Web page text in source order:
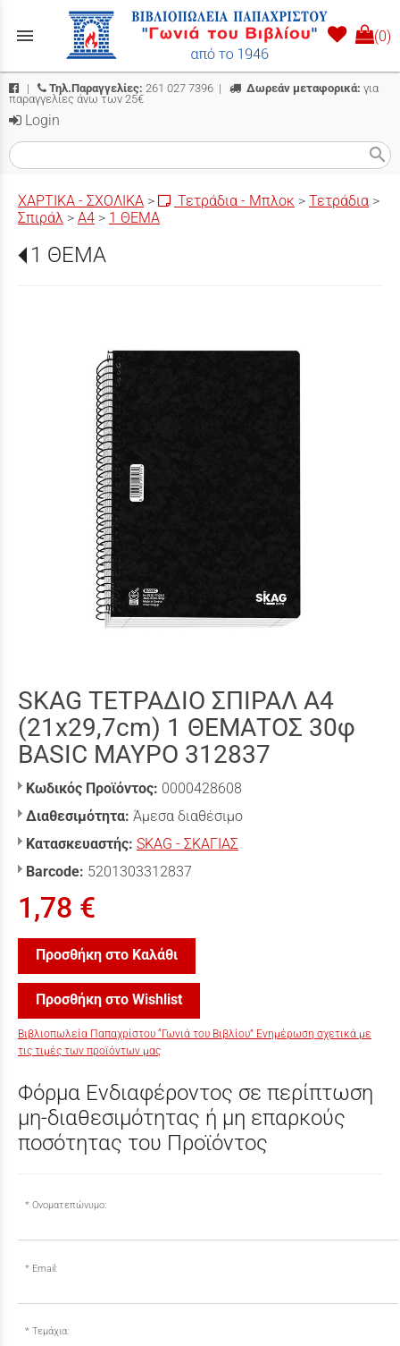
menu (0)
| Τηλ.Παραγγελίες: 261 027 7396 | Δωρεάν μεταφορικά: για
παραγγελίες άνω των 25€
Login
search
ΧΑΡΤΙΚΑ - ΣΧΟΛΙΚΑ > Τετράδια - Μπλοκ > Τετράδια >
Σπιράλ > Α4 > 1 ΘΕΜΑ
1 ΘΕΜΑ
SKAG ΤΕΤΡΑΔΙΟ ΣΠΙΡΑΛ A4
(21x29,7cm) 1 ΘΕΜΑΤΟΣ 30φ
BASIC ΜΑΥΡΟ 312837
Κωδικός Προϊόντος: 0000428608
Διαθεσιμότητα: Άμεσα διαθέσιμο
Κατασκευαστής: SKAG - ΣΚΑΓΙΑΣ
Barcode: 5201303312837
1,78 €
Προσθήκη στο Καλάθι
Προσθήκη στο Wishlist
Βιβλιοπωλεία Παπαχρίστου “Γωνιά του Βιβλίου” Ενημέρωση σχετικά με
τις τιμές των προϊόντων μας
Φόρμα Ενδιαφέροντος σε περίπτωση
μη-διαθεσιμότητας ή μη επαρκούς
ποσότητας του Προϊόντος
Ονοματεπώνυμο:
Email:
Τεμάχια: